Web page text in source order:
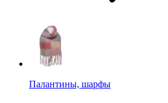
Палантины, шарфы